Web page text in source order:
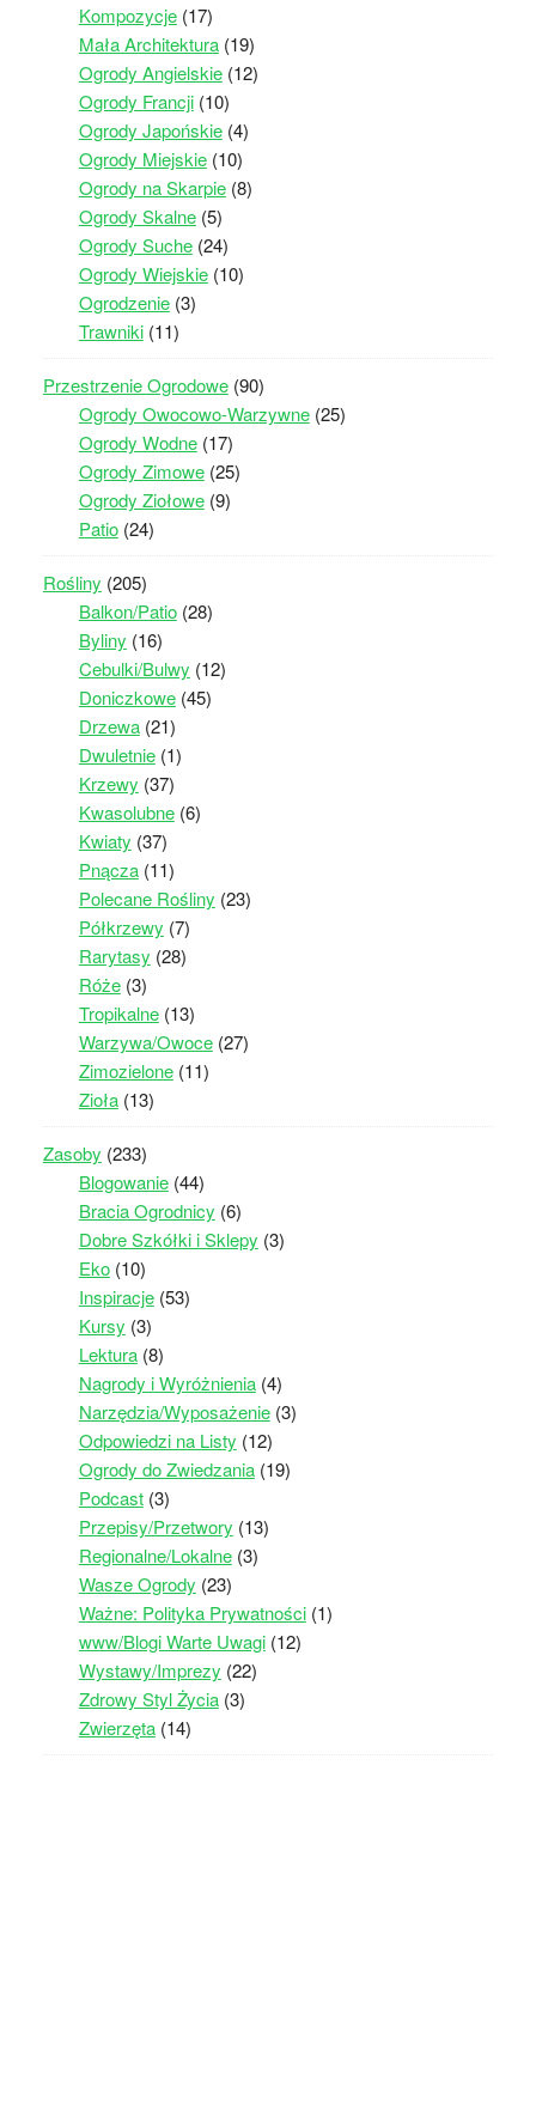
Kompozycje(17)
Mała Architektura(19)
Ogrody Angielskie(12)
Ogrody Francji(10)
Ogrody Japońskie(4)
Ogrody Miejskie(10)
Ogrody na Skarpie(8)
Ogrody Skalne(5)
Ogrody Suche(24)
Ogrody Wiejskie(10)
Ogrodzenie(3)
Trawniki(11)
Przestrzenie Ogrodowe(90)
Ogrody Owocowo-Warzywne(25)
Ogrody Wodne(17)
Ogrody Zimowe(25)
Ogrody Ziołowe(9)
Patio(24)
Rośliny (205)
Balkon/Patio(28)
Byliny (16)
Cebulki/Bulwy (12)
Doniczkowe(45)
Drzewa(21)
Dwuletnie(1)
Krzewy (37)
Kwasolubne(6)
Kwiaty (37)
Pnącza(11)
Polecane Rośliny (23)
Półkrzewy (7)
Rarytasy (28)
Róże(3)
Tropikalne(13)
Warzywa/Owoce(27)
Zimozielone(11)
Zioła(13)
Zasoby (233)
Blogowanie(44)
Bracia Ogrodnicy (6)
Dobre Szkółki i Sklepy (3)
Eko(10)
Inspiracje(53)
Kursy (3)
Lektura(8)
Nagrody i Wyróżnienia(4)
Narzędzia/Wyposażenie(3)
Odpowiedzi na Listy (12)
Ogrody do Zwiedzania(19)
Podcast(3)
Przepisy/Przetwory (13)
Regionalne/Lokalne(3)
Wasze Ogrody (23)
Ważne: Polityka Prywatności(1)
www/Blogi Warte Uwagi(12)
Wystawy/Imprezy (22)
Zdrowy Styl Życia(3)
Zwierzęta(14)